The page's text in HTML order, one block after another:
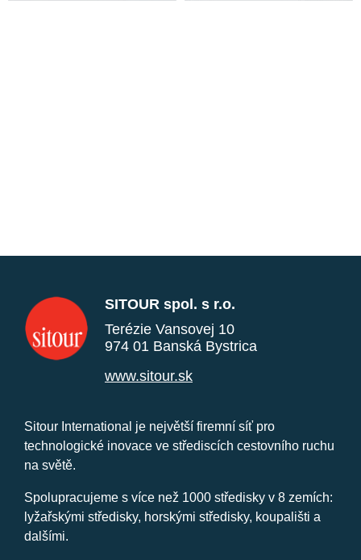
SITOUR spol. s r.o.
Terézie Vansovej 10
974 01 Banská Bystrica
www.sitour.sk
Sitour International je největší firemní síť pro
technologické inovace ve střediscích cestovního ruchu
na světě.
Spolupracujeme s více než 1000 středisky v 8 zemích:
lyžařskými středisky, horskými středisky, koupališti a
dalšími.